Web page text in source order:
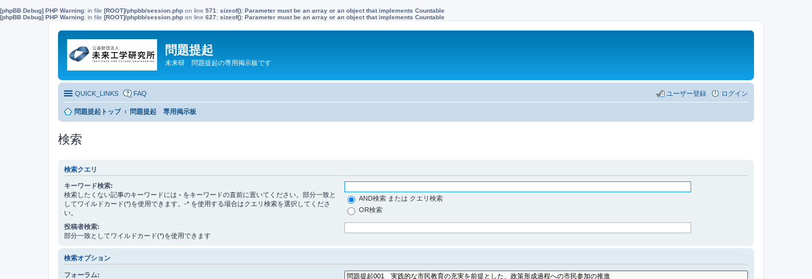
[phpBB Debug] PHP Warning: in file [ROOT]/phpbb/session.php on line 571 : sizeof(): Parameter must be an array or an object that implements Countable
[phpBB Debug] PHP Warning: in file [ROOT]/phpbb/session.php on line 627: sizeof(): Parameter must be an array or an object that implements Countable
問題提起
未来研 問題提起の専用掲示板です
QUICK_LINKS FAQ ログイン
ユーザー登録
問題提起トップ 問題提起 専用掲示板
検索
検索クエリ
キーワード検索:
検索したくない記事のキーワードには - をキーワードの直前に置いてください。部分一致と
してワイルドカード(*)を使用できます。-* を使用する場合はクエリ検索を選択してくださ
い。
AND検索 または クエリ検索
OR検索
投稿者検索:
部分一致としてワイルドカード(*)を使用できます
検索オプション
フォーラム: